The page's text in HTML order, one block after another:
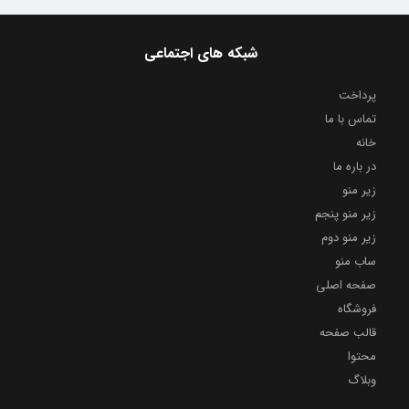
شبکه های اجتماعی
پرداخت
تماس با ما
خانه
در باره ما
زیر منو
زیر منو پنجم
زیر منو دوم
ساب منو
صفحه اصلی
فروشگاه
قالب صفحه
محتوا
وبلاگ